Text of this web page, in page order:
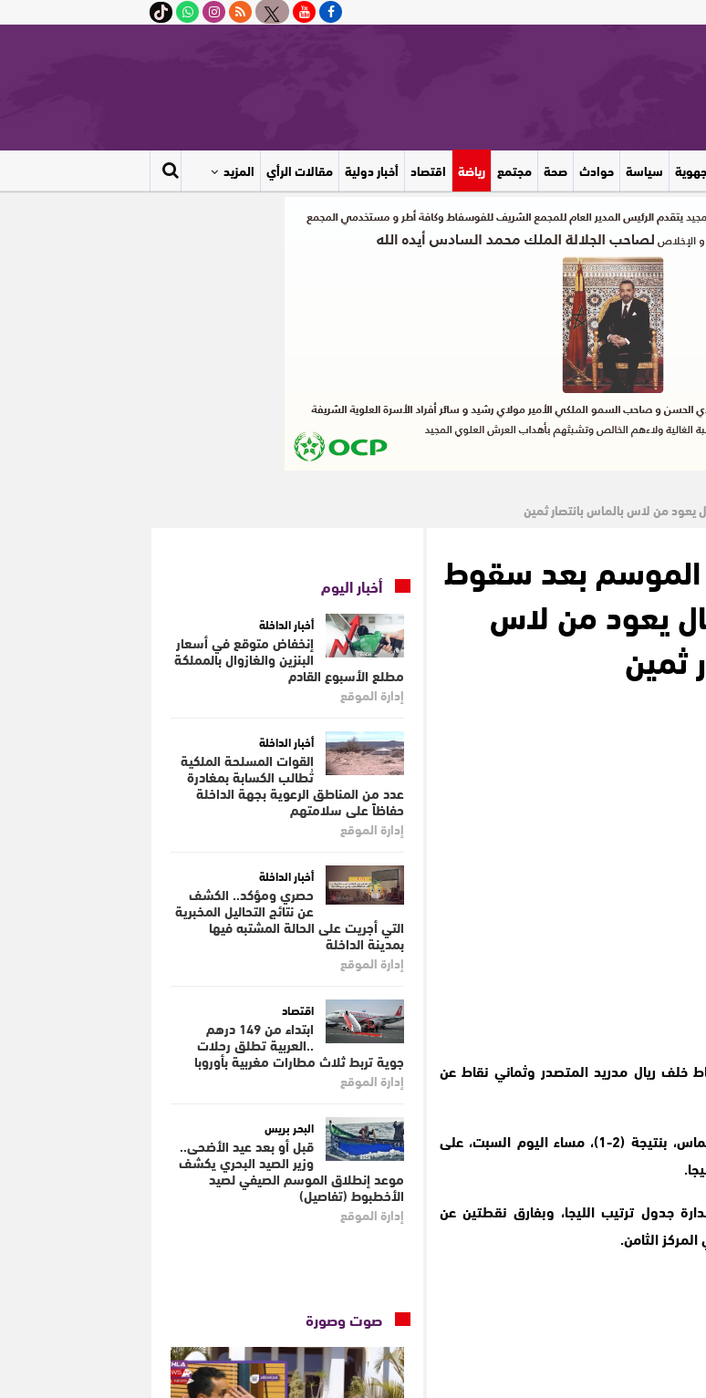
جهوية سياسة حوادث صحة مجتمع رياضة اقتصاد أخبار دولية مقالات الرأي المزيد
يعود من لاس بالماس بانتصار ثمين
الموسم بعد سقوط
يعود من لاس
ثمين
44 نقطة بفارق عشر نقاط خلف ريال مدريد المتصدر وثماني نقاط عن
من جهته، حقق ريال مدريد انتصارًا صعبًا على مضيفه لاس بالماس، بنتيجة (2-1)، مساء اليوم السبت، على
مدريد رصيده إلى 54 نقطة في صدارة جدول ترتيب الليجا، وبفارق نقطتين عن
أخبار اليوم
أخبار الداخلة
إنخفاض متوقع في أسعار
البنزين والغازوال بالمملكة
مطلع الأسبوع القادم
إدارة الموقع
أخبار الداخلة
القوات المسلحة الملكية
تُطالب الكسابة بمغادرة
عدد من المناطق الرعوية بجهة الداخلة
حفاظاً على سلامتهم
إدارة الموقع
أخبار الداخلة
حصري ومؤكد.. الكشف
عن نتائج التحاليل المخبرية
التي أجريت على الحالة المشتبه فيها
بمدينة الداخلة
إدارة الموقع
اقتصاد
ابتداء من 149 درهم
..العربية تطلق رحلات
جوية تربط ثلاث مطارات مغربية بأوروبا
إدارة الموقع
البحر بريس
قبل أو بعد عيد الأضحى..
وزير الصيد البحري يكشف
موعد إنطلاق الموسم الصيفي لصيد
الأخطبوط (تفاصيل)
إدارة الموقع
صوت وصورة